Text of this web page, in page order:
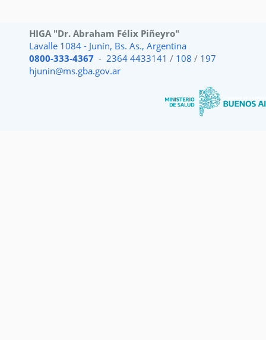
HIGA "Dr. Abraham Félix Piñeyro"
Lavalle 1084 - Junín, Bs. As., Argentina
0800-333-4367 -2364 4433141 / 108 / 197
hjunin@ms.gba.gov.ar